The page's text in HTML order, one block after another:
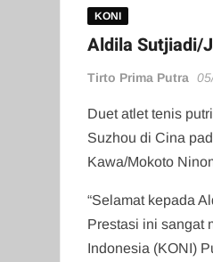
KONI
Aldila Sutjiadi/
Tirto Prima Putra
Duet atlet tenis
Suzhou di Cina
Kawa/Mokoto
“Selamat kepada
Prestasi ini sangat
Indonesia (KONI)